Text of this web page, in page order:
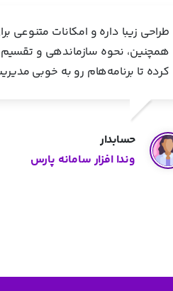
طراحی زیبا داره و امکانات متنوعی
همچنین، نحوه سازماندهی و
کرده تا برنامه‌هام رو به خوبی
حسابدار
وندا افزار سامانه پارس